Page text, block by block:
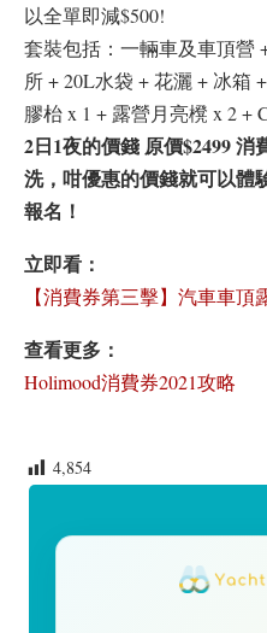
以全單即減$500!
套裝包括：一輛車及車頂營
所 + 20L水袋 + 花灑 + 冰箱
膠枱 x 1 + 露營⽉亮櫈 x 2 +
2日1夜的價錢 原價$2499 消
洗，咁優惠的價錢就可以體
報名！
立即看：
【消費券第三擊】汽車車頂
查看更多：
Holimood消費券2021攻略
4,854